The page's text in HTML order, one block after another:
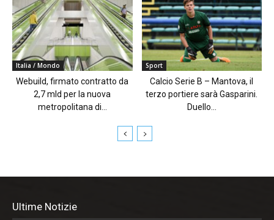
Italia / Mondo
Webuild, firmato contratto da
2,7 mld per la nuova
metropolitana di...
Sport
Calcio Serie B – Mantova, il
terzo portiere sarà Gasparini.
Duello...
Ultime Notizie